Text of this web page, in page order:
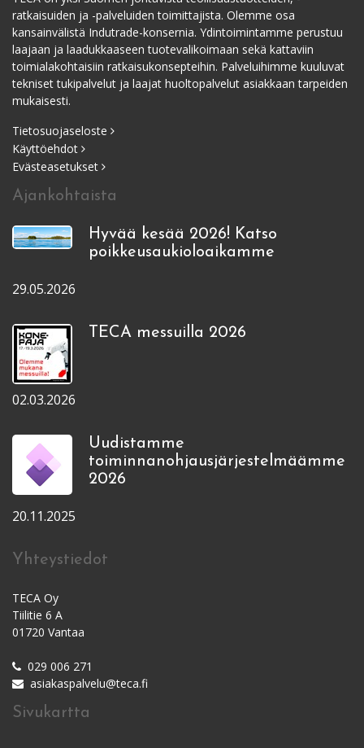
ratkaisuiden ja -palveluiden toimittajista. Olemme osa
kansainvälistä Indutrade-konsernia. Ydintoimintamme perustuu
laajaan ja laadukkaaseen tuotevalikoimaan sekä kattaviin
toimialakohtaisiin ratkaisukonsepteihin. Palveluihimme kuuluvat
tekniset tukipalvelut ja laajat huoltopalvelut asiakkaan tarpeiden
mukaisesti.
Tietosuojaseloste
Käyttöehdot
Evästeasetukset
Ajankohtaista
Hyvää kesää 2026! Katso
poikkeusaukioloaikamme
29.05.2026
TECA messuilla 2026
02.03.2026
Uudistamme
toiminnanohjausjärjestelmäämme
2026
20.11.2025
Yhteystiedot
TECA Oy
Tiilitie 6 A
01720 Vantaa
029 006 271
asiakaspalvelu@teca.fi
Sivukartta